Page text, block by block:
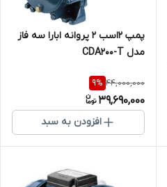
پمپ ۲اسب ۲ پروانه ابارا سه فاز
مدل CDA200-T
44,000,000
9%
39,690,000
افزودن به سبد